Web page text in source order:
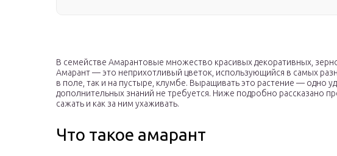
В семействе Амарантовые множество красивых декоративных,
Амарант — это неприхотливый цветок, использующийся в самых
в поле, так и на пустыре, клумбе. Выращивать это растение — одно
дополнительных знаний не требуется. Ниже подробно рассказано
сажать и как за ним ухаживать.
Что такое амарант